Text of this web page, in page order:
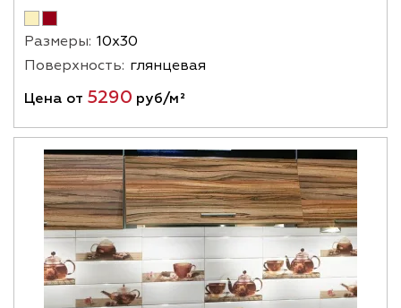
Размеры: 10х30
Поверхность: глянцевая
Цена от 5290 руб/м²